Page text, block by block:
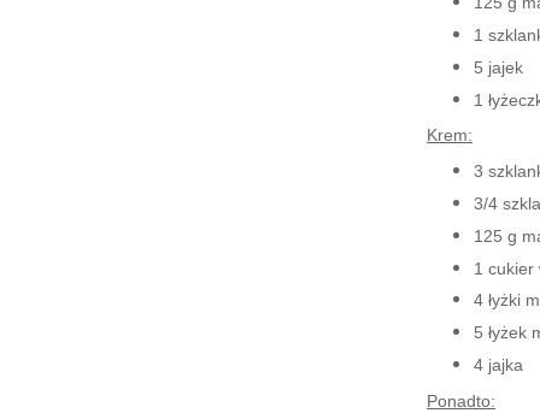
1
5 jajek
1
Krem:
3
3/4
125 g
1 cukier
4 łyżki
5 łyżek
4 jajka
Ponadto: